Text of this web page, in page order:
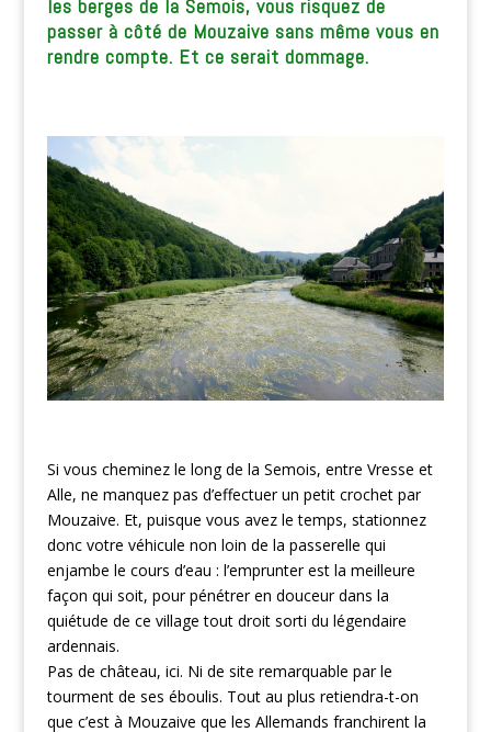
les berges de la Semois, vous risquez de
passer à côté de Mouzaive sans même vous en
rendre compte. Et ce serait dommage.
Si vous cheminez le long de la Semois, entre Vresse et
Alle, ne manquez pas d’effectuer un petit crochet par
Mouzaive. Et, puisque vous avez le temps, stationnez
donc votre véhicule non loin de la passerelle qui
enjambe le cours d’eau : l’emprunter est la meilleure
façon qui soit, pour pénétrer en douceur dans la
quiétude de ce village tout droit sorti du légendaire
ardennais.
Pas de château, ici. Ni de site remarquable par le
tourment de ses éboulis. Tout au plus retiendra-t-on
que c’est à Mouzaive que les Allemands franchirent la